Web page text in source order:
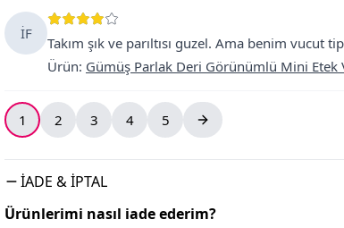
İF
Takım şık ve parıltısı guzel. Ama benim
Ürün: Gümüş Parlak Deri Görünümlü Mini Etek
1 2 3 4 5
İADE & İPTAL
Ürünlerimi nasıl iade ederim?